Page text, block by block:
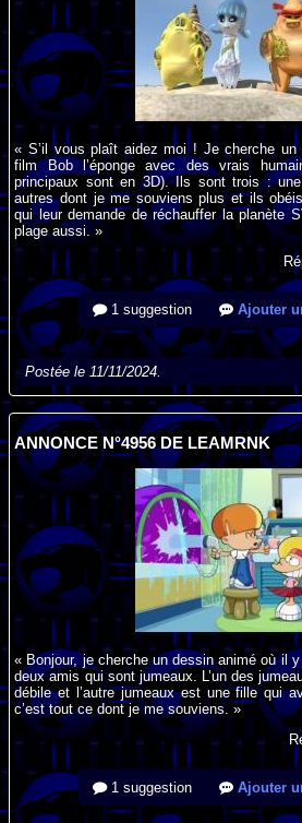
« S’il vous plaît aidez moi ! Je cherche
film Bob l’éponge avec des vrais
principaux sont en 3D). Ils sont trois :
autres dont je me souviens plus et ils
qui leur demande de réchauffer la planète
plage aussi. »
1 suggestion Ajouter
Postée le 11/11/2024.
ANNONCE N°4956 DE LEAMRNK
« Bonjour, je cherche un dessin animé où il
deux amis qui sont jumeaux. L’un des
débile et l’autre jumeaux est une fille qui
c’est tout ce dont je me souviens. »
1 suggestion Ajouter